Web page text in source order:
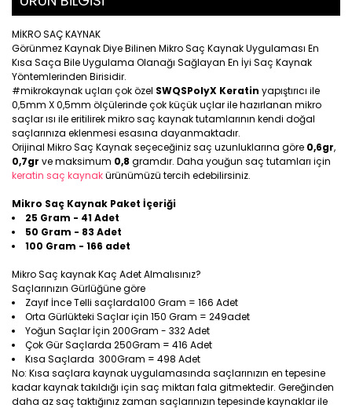
MİKRO SAÇ KAYNAK
Görünmez Kaynak Diye Bilinen Mikro Saç Kaynak Uygulaması En
Kısa Saça Bile Uygulama Olanağı Sağlayan En İyi Saç Kaynak
Yöntemlerinden Birisidir.
#mikrokaynak uçları çok özel SWQSPolyX Keratin yapıştırıcı ile
0,5mm X 0,5mm ölçülerinde çok küçük uçlar ile hazırlanan mikro
saçlar ısı ile eritilirek mikro saç kaynak tutamlarının kendi doğal
saçlarınıza eklenmesi esasına dayanmaktadır.
Orijinal Mikro Saç Kaynak seçeceğiniz saç uzunluklarına göre 0,6gr,
0,7gr ve maksimum 0,8 gramdır. Daha youğun saç tutamları için
keratin saç kaynakürünümüzü tercih edebilirsiniz.
Mikro Saç Kaynak Paket İçeriği
25 Gram - 41 Adet
50 Gram - 83 Adet
100 Gram - 166 adet
Mikro Saç kaynak Kaç Adet Almalısınız?
Saçlarınızın Gürlüğüne göre
Zayıf İnce Telli saçlarda100 Gram = 166 Adet
Orta Gürlükteki Saçlar için 150 Gram = 249adet
Yoğun Saçlar İçin 200Gram - 332 Adet
Çok Gür Saçlarda 250Gram = 416 Adet
Kısa Saçlarda 300Gram = 498 Adet
No: Kısa saçlara kaynak uygulamasında saçlarınızın en tepesine
kadar kaynak takıldığı için saç miktarı fala gitmektedir. Gereğinden
daha az saç taktığınız zaman saçlarınızın tepesinde kaynaklar ile